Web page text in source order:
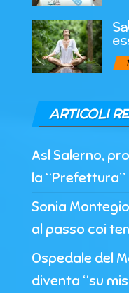
ARTICOLI
Asl Salerno,
la “Prefettura”
Sonia
al passo coi
Ospedale del
diventa “su